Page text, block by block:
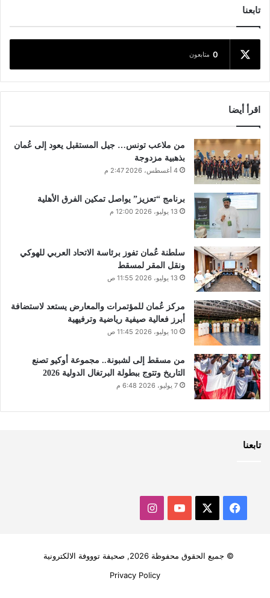
تابعنا
0 متابعون
اقرأ أيضا
من ملاعب تونس… جيل المستقبل يعود إلى عُمان
بذهبية مزدوجة
4 أغسطس، 2026 2:47 م
برنامج “تعزيز” يواصل تمكين الفرق الأهلية
13 يوليو، 2026 12:00 م
سلطنة عُمان تفوز برئاسة الاتحاد العربي للهوكي
ونقل المقر لمسقط
13 يوليو، 2026 11:55 ص
مركز عُمان للمؤتمرات والمعارض يستعد لاستضافة
أبرز فعالية صيفية رياضية وترفيهية
10 يوليو، 2026 11:45 ص
من مسقط إلى لشبونة.. مجموعة أوكيو تصنع
التاريخ وتتوج ببطولة البرتغال الدولية 2026
7 يوليو، 2026 6:48 م
تابعنا
فيسبوك ‫YouTubeانستقرام
© جميع الحقوق محفوظة 2026, صحيفة توووفة الالكترونية
Privacy Policy